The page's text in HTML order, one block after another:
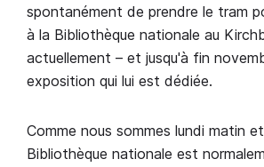
spontanément de prendre le tram
à la Bibliothèque nationale au
actuellement – et jusqu'à fin
exposition qui lui est dédiée.
Comme nous sommes lundi matin
Bibliothèque nationale est